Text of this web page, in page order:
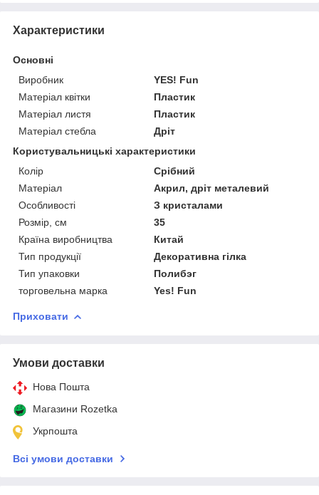
Характеристики
Основні
Виробник
YES! Fun
Матеріал квітки
Пластик
Матеріал листя
Пластик
Матеріал стебла
Дріт
Користувальницькі характеристики
Колір
Срібний
Матеріал
Акрил, дріт металевий
Особливості
З кристалами
Розмір, см
35
Країна виробництва
Китай
Тип продукції
Декоративна гілка
Тип упаковки
Полибэг
торговельна марка
Yes! Fun
Приховати
Умови доставки
Нова Пошта
Магазини Rozetka
Укрпошта
Всі умови доставки